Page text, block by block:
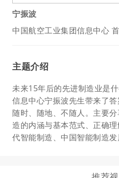
宁振波
中国航空工业集团信息中心
主题介绍
未来15年后的先进制造业是
信息中心宁振波先生带来了
随时、随地、不随人。主要
造的内涵与基本范式、正确
代智能制造、中国智能制造发